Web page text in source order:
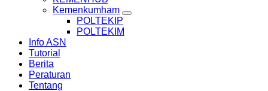
Kemenkumham
POLTEKIP
POLTEKIM
Info ASN
Tutorial
Berita
Peraturan
Tentang